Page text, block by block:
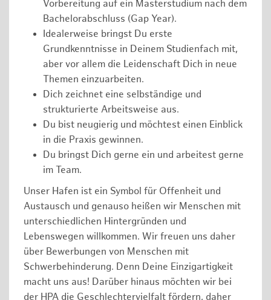
Vorbereitung auf ein Masterstudium nach dem
Bachelorabschluss (Gap Year).
Idealerweise bringst Du erste
Grundkenntnisse in Deinem Studienfach mit,
aber vor allem die Leidenschaft Dich in neue
Themen einzuarbeiten.
Dich zeichnet eine selbständige und
strukturierte Arbeitsweise aus.
Du bist neugierig und möchtest einen Einblick
in die Praxis gewinnen.
Du bringst Dich gerne ein und arbeitest gerne
im Team.
Unser Hafen ist ein Symbol für Offenheit und
Austausch und genauso heißen wir Menschen mit
unterschiedlichen Hintergründen und
Lebenswegen willkommen. Wir freuen uns daher
über Bewerbungen von Menschen mit
Schwerbehinderung. Denn Deine Einzigartigkeit
macht uns aus! Darüber hinaus möchten wir bei
der HPA die Geschlechtervielfalt fördern, daher